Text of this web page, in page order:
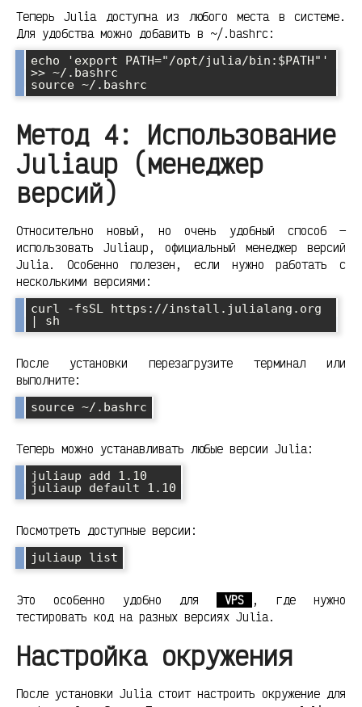
Теперь Julia доступна из любого места в системе.
Для удобства можно добавить в ~/.bashrc:
echo 'export PATH="/opt/julia/bin:$PATH"'
>> ~/.bashrc
Метод 4: Использование
Juliaup (менеджер
версий)
Относительно новый, но очень удобный способ —
использовать Juliaup, официальный менеджер версий
Julia. Особенно полезен, если нужно работать с
несколькими версиями:
curl -fsSL https://install.julialang.org
После установки перезагрузите терминал или
выполните:
Теперь можно устанавливать любые версии Julia:
juliaup add 1.10
Посмотреть доступные версии:
Это особенно удобно для VPS
, где нужно
тестировать код на разных версиях Julia.
Настройка окружения
После установки Julia стоит настроить окружение для